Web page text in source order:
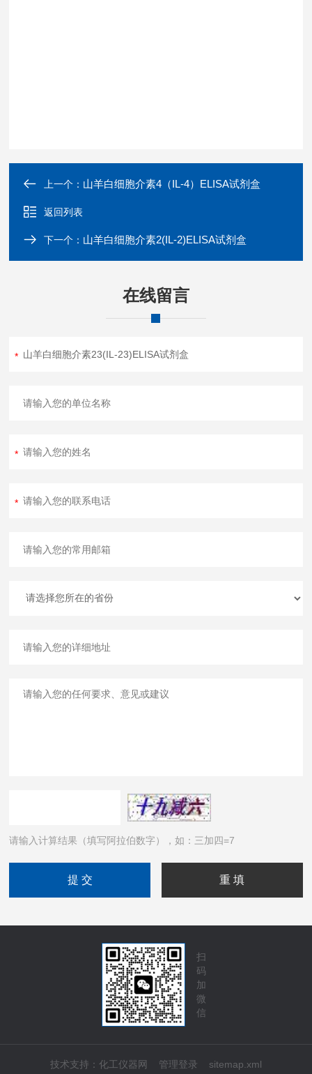
上一个： 山羊白细胞介素4（IL-4）ELISA试剂盒
返回列表
下一个： 山羊白细胞介素2(IL-2)ELISA试剂盒
在线留言
请输入计算结果（填写阿拉伯数字），如：三加四=7
扫
码
加
微
信
技术支持： 化工仪器网 管理登录 sitemap.xml